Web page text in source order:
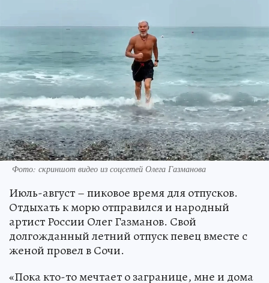
Фото: скриншот видео из соцсетей Олега Газманова
Июль-август – пиковое время для отпусков.
Отдыхать к морю отправился и народный
артист России Олег Газманов. Свой
долгожданный летний отпуск певец вместе с
женой провел в Сочи.
«Пока кто-то мечтает о загранице, мне и дома